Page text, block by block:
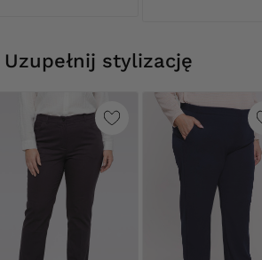
Uzupełnij stylizację